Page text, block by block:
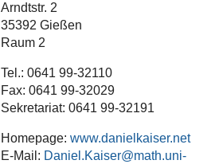
Arndtstr. 2
35392 Gießen
Raum 2
Tel.: 0641 99-32110
Fax: 0641 99-32029
Sekretariat: 0641 99-32191
Homepage:www.danielkaiser.net
E-Mail: Daniel.Kaiser